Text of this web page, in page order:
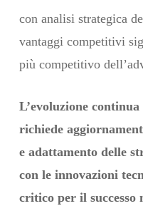
con analisi strategica
vantaggi competitivi
più competitivo
L’evoluzione
richiede
e adattamento delle
con le innovazioni
critico per il